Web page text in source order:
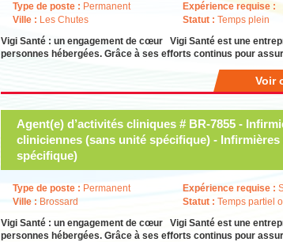
Type de poste : Permanent
Ville : Les Chutes
Expérience requise :
Statut : Temps plein
Vigi Santé : un engagement de cœur Vigi Santé est une
personnes hébergées. Grâce à ses efforts continus pour
Voir
Agent(e) d’activités cliniques # BR-7855 -
cliniciennes (sans unité spécifique) - Infirmières
spécifique)
Type de poste : Permanent
Ville : Brossard
Expérience requise :
Statut : Temps partiel
Vigi Santé : un engagement de cœur Vigi Santé est une
personnes hébergées. Grâce à ses efforts continus pour